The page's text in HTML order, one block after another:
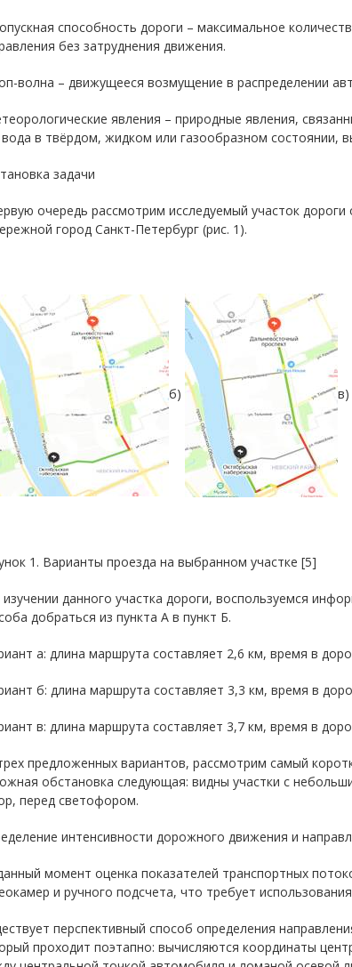
способность дороги – максимальное
без затруднения движения.
волна – движущееся возмущение в распределении
явления – природные явления,
в твёрдом, жидком или газообразном состоянии,
задачи
очередь рассмотрим исследуемый участок
город Санкт-Петербург (рис. 1).
б) в)
1. Варианты проезда на выбранном участке [5]
данного участка дороги, воспользуемся
добраться из пункта А в пункт Б.
а: длина маршрута составляет 2,6 км, время в
б: длина маршрута составляет 3,3 км, время в
в: длина маршрута составляет 3,7 км, время в
предложенных вариантов, рассмотрим самый
обстановка следующая: видны участки с
перед светофором.
интенсивности дорожного движения и
момент оценка показателей транспортных
и ручного подсчета, что требует
перспективный способ определения
проходит поэтапно: вычисляются координаты